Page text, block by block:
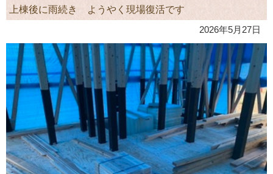
上棟後に雨続き ようやく現場復活です
2026年5月27日